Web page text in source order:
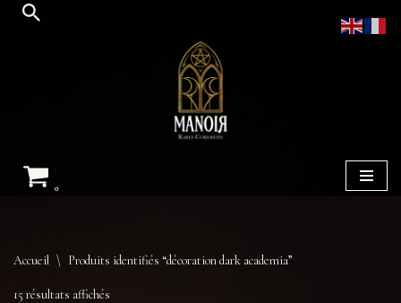
0
Accueil \ Produits identifiés “décoration dark academia”
15 résultats affichés